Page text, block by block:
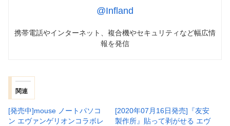
@Infland
携帯電話やインターネット、複合機やセキュリティなど幅広情
報を発信
関連
[発売中]mouse ノートパソコ
ン エヴァンゲリオンコラボレ
[2020年07月16日発売]『友安
製作所』貼って剥がせる エヴ